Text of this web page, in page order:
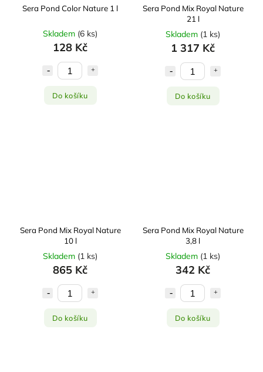
Sera Pond Color Nature 1 l
Skladem (6 ks)
128 Kč
Do košíku
Sera Pond Mix Royal Nature
21 l
Skladem (1 ks)
1 317 Kč
Do košíku
Sera Pond Mix Royal Nature
10 l
Skladem (1 ks)
865 Kč
Do košíku
Sera Pond Mix Royal Nature
3,8 l
Skladem (1 ks)
342 Kč
Do košíku